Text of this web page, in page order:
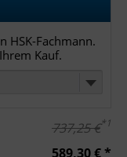
HSK-Fachmann.
Kauf.
737,25 €*1
589,30 € *